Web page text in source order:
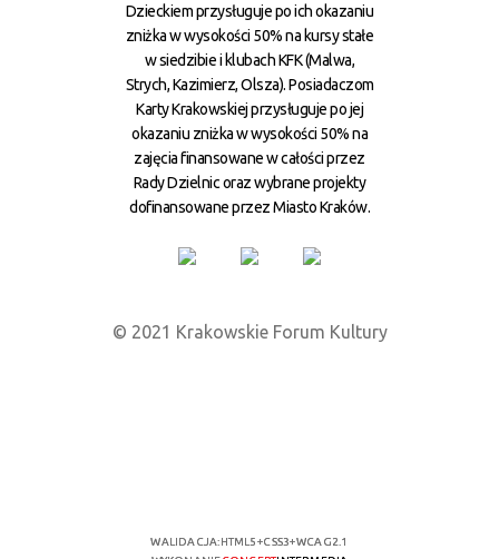
Dzieckiem przysługuje po ich okazaniu
zniżka w wysokości 50% na kursy stałe
w siedzibie i klubach KFK (Malwa,
Strych, Kazimierz, Olsza). Posiadaczom
Karty Krakowskiej przysługuje po jej
okazaniu zniżka w wysokości 50% na
zajęcia finansowane w całości przez
Rady Dzielnic oraz wybrane projekty
dofinansowane przez Miasto Kraków.
© 2021 Krakowskie Forum Kultury
WALIDACJA:HTML5+CSS3+WCAG 2.1